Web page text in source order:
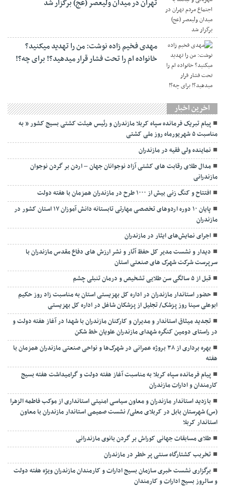
تهران در میدان ولیعصر (عج) برگزار شد
مهدی فخیم زاده نوشت: من را تهدید میکنید؟
خانواده ام را‌ تحت فشار قرار میدهید؟! برای چه؟!
اخرین اخبار
پیام تبریک فرمانده سپاه کربلا مازندران و رئیس هیئت کشتی بسیج کشور ” به
مناسبت ۵ شهریورماه روز ملی کشتی
نماينده ولی فقیه در مازندران
مدال طلای رقابت های کشتی آزاد نوجوانان جهان – اردن بر گردن نوجوان
مازندرانی
افتتاح و کنگ زنی بیش از ۱۰۰۰ طرح در مازندران همزمان با هفته دولت
پایان ۱۰ دوره اردوهای تخصصی مهارتی تابستانه دانش آموزان ۱۷ استان کشور در
مازندران
اجرای نمایش‌های ایثار در مازندران
دیدار و نشست مدیر کل حفظ آثار و نشر ارزش های دفاع مقدس مازندران با
سرپرست شرکت شهرک های صنعتی استان
قبل از ۵ سالگی سن طلایی تشخیص و درمان تنبلی چشم
حضور استاندار مازندران در اداره کل بهزیستی استان به مناسبت زاد روز حکیم
ابوعلی سینا روز پزشک/ تجلیل از پزشکان شاغل در اداره کل بهزیستی
تجدید میثاق استاندار و مدیران و کارکنان مازندران با شهدا در آغاز هفته دولت و
در راستای دومین کنگره شهدای مازندران علویان خط شکن
بهره برداری از ۳۸ بروژه عمرانی در شهرک‌ها و نواحی صنعتی مازندران همزمان با
هفته
پیام فرمانده سپاه کربلا به مناسبت آغاز هفته دولت و گرامیداشت هفته بسیج
کارمندان و ادارات مازندران
بازدید استاندار مازندران و معاون سیاسی امنیتی استانداری از موکب فاطمه الزهرا
(س) شهرستان بابل در کربلای معلی/ نشست صمیمی استاندار مازندران با معاون
استاندار کربلا
طلای مسابقات جهانی کوراش بر گردن بانوی مازندرانی
تخربب کشتارگاه سنتی پر خطر در مازندران
برگزاری نشست خبری سازمان بسیج ادارات و کارمندان مازندران ویژه هفته دولت
و سالروز بسیج ادارات و کارمندان